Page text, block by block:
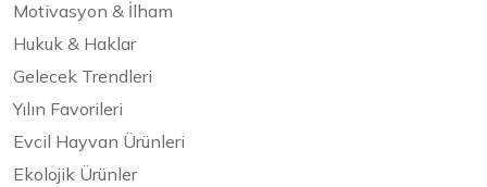
Motivasyon & İlham
Hukuk & Haklar
Gelecek Trendleri
Yılın Favorileri
Evcil Hayvan Ürünleri
Ekolojik Ürünler